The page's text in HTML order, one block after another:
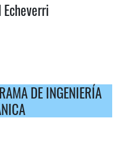
DE INGENIERÍA